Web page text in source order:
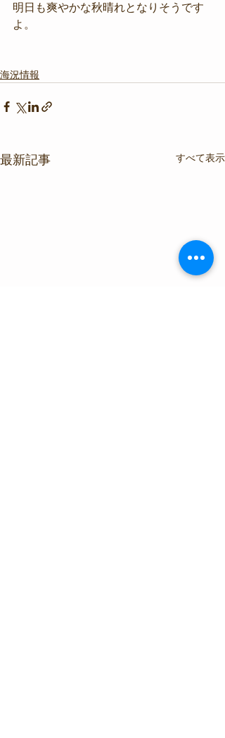
明日も爽やかな秋晴れとなりそうです
よ。
海況情報
最新記事 すべて表示